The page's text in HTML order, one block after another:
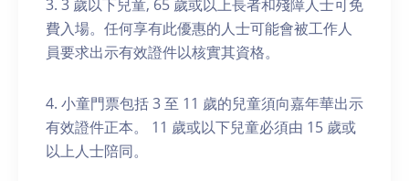
3. 3 歲以下兒童, 65 歲或以上長者和殘障人士可免
費入場。任何享有此優惠的人士可能會被工作人
員要求出示有效證件以核實其資格。
4. 小童門票包括 3 至 11 歲的兒童須向嘉年華出示
有效證件正本。 11 歲或以下兒童必須由 15 歲或
以上人士陪同。